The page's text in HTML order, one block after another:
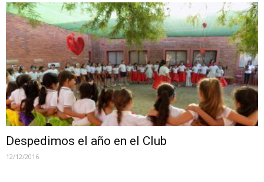
Despedimos el año en el Club
12/12/2016